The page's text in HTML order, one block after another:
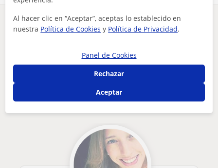
¿Hay algún error en este perfil?Cuéntanos
profesor de primaria apto para todas las edades.
Otros profesores de Primaria en Vigo que
pueden interesarte
Al hacer clic en “Aceptar”, aceptas lo establecido en
nuestra Política de Cookies y Política de Privacidad.
Panel de Cookies
Rechazar
Aceptar